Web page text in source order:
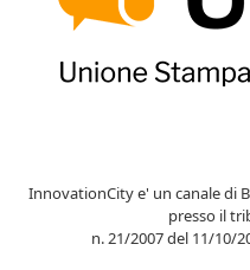
InnovationCity e' un canale di
presso il
n. 21/2007 del 11/10/